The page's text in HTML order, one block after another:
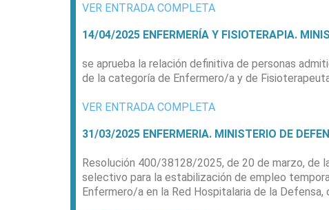
VER ENTRADA COMPLETA
14/04/2025 ENFERMERÍA Y FISIOTERAPIA.
se aprueba la relación definitiva de personas
de la categoría de Enfermero/a y de
VER ENTRADA COMPLETA
31/03/2025 ENFERMERIA. MINISTERIO DE
Resolución 400/38128/2025, de 20 de marzo, de
selectivo para la estabilización de empleo
Enfermero/a en la Red Hospitalaria de la